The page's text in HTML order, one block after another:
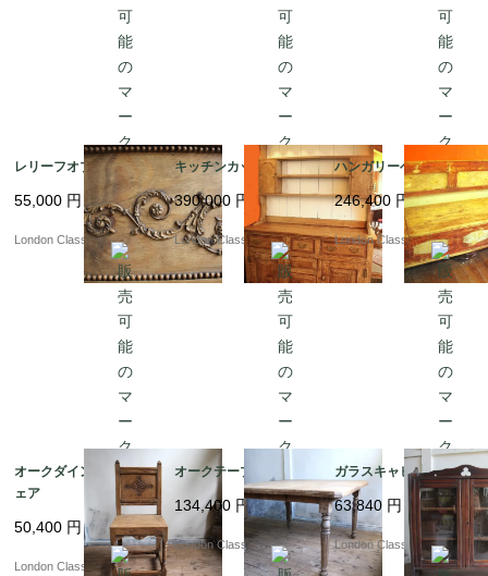
レリーフオブジェ
55,000 円
London Classics
キッチンカップボード
390,000 円
London Classics
ハンガリーベンチ
246,400 円
London Classics
オークダインイングチ
ェア
50,400 円
London Classics
オークテーブル
134,400 円
London Classics
ガラスキャビネット
63,840 円
London Classics